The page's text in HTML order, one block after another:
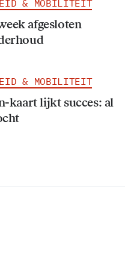
& MOBILITEIT
afgesloten
& MOBILITEIT
kaart lijkt succes: al